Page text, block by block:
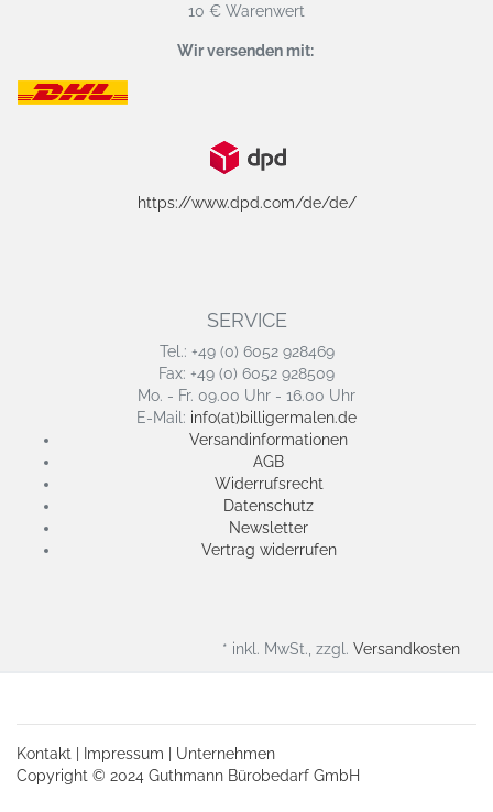
10 € Warenwert
Wir versenden mit:
https://www.dpd.com/de/de/
SERVICE
Tel.: +49 (0) 6052 928469
Fax: +49 (0) 6052 928509
Mo. - Fr. 09.00 Uhr - 16.00 Uhr
E-Mail: info(at)billigermalen.de
Versandinformationen
AGB
Widerrufsrecht
Datenschutz
Newsletter
Vertrag widerrufen
* inkl. MwSt., zzgl. Versandkosten
Kontakt Impressum
Unternehmen
Copyright © 2024 Guthmann Bürobedarf GmbH